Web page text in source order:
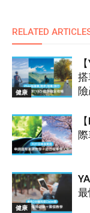
RELATED
健康
健康
最